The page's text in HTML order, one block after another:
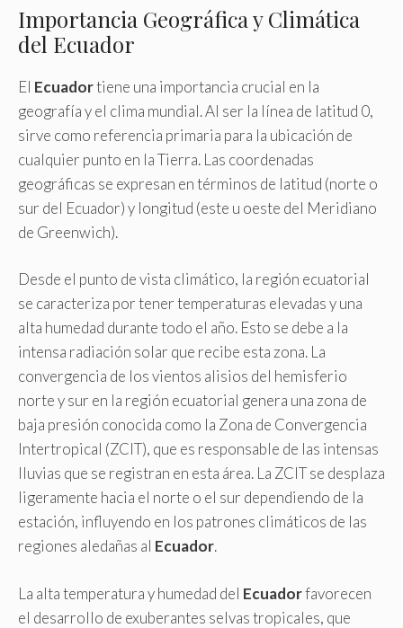
Importancia Geográfica y Climática
del Ecuador
El Ecuadortiene una importancia crucial en la
geografía y el clima mundial. Al ser la línea de latitud 0,
sirve como referencia primaria para la ubicación de
cualquier punto en la Tierra. Las coordenadas
geográficas se expresan en términos de latitud (norte o
sur del Ecuador) y longitud (este u oeste del Meridiano
de Greenwich).
Desde el punto de vista climático, la región ecuatorial
se caracteriza por tener temperaturas elevadas y una
alta humedad durante todo el año. Esto se debe a la
intensa radiación solar que recibe esta zona. La
convergencia de los vientos alisios del hemisferio
norte y sur en la región ecuatorial genera una zona de
baja presión conocida como la Zona de Convergencia
Intertropical (ZCIT), que es responsable de las intensas
lluvias que se registran en esta área. La ZCIT se desplaza
ligeramente hacia el norte o el sur dependiendo de la
estación, influyendo en los patrones climáticos de las
regiones aledañas al Ecuador.
La alta temperatura y humedad del Ecuadorfavorecen
el desarrollo de exuberantes selvas tropicales, que